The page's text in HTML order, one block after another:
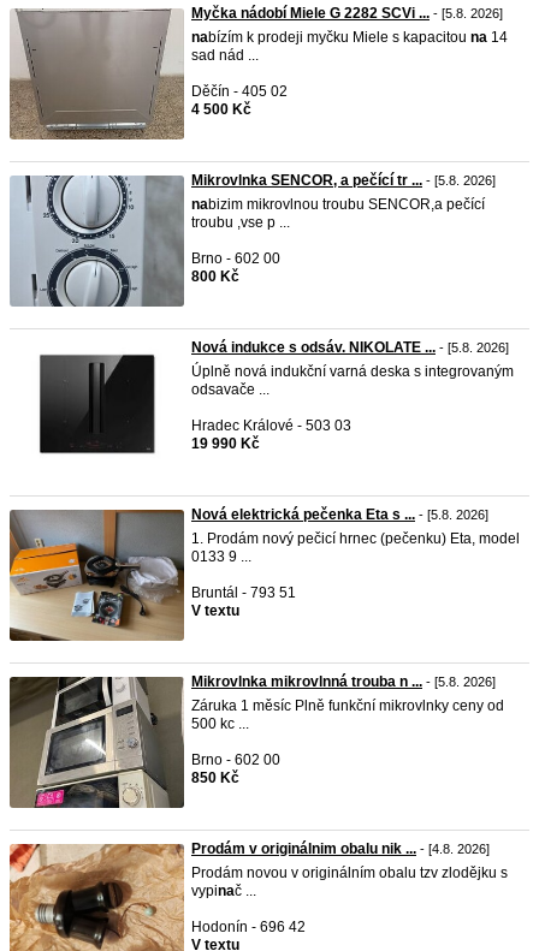
Myčka nádobí Miele G 2282 SCVi ... - [5.8. 2026]
nabízím k prodeji myčku Miele s kapacitou na 14
sad nád ...
Děčín - 405 02
4 500 Kč
Mikrovlnka SENCOR, a pečící tr ... - [5.8. 2026]
nabizim mikrovlnou troubu SENCOR,a pečící
troubu ,vse p ...
Brno - 602 00
800 Kč
Nová indukce s odsáv. NIKOLATE ... - [5.8. 2026]
Úplně nová indukční varná deska s integrovaným
odsavače ...
Hradec Králové - 503 03
19 990 Kč
Nová elektrická pečenka Eta s ... - [5.8. 2026]
1. Prodám nový pečicí hrnec (pečenku) Eta, model
0133 9 ...
Bruntál - 793 51
V textu
Mikrovlnka mikrovlnná trouba n ... - [5.8. 2026]
Záruka 1 měsíc Plně funkční mikrovlnky ceny od
500 kc ...
Brno - 602 00
850 Kč
Prodám v originálnim obalu nik ... - [4.8. 2026]
Prodám novou v originálním obalu tzv zlodějku s
vypinač ...
Hodonín - 696 42
V textu